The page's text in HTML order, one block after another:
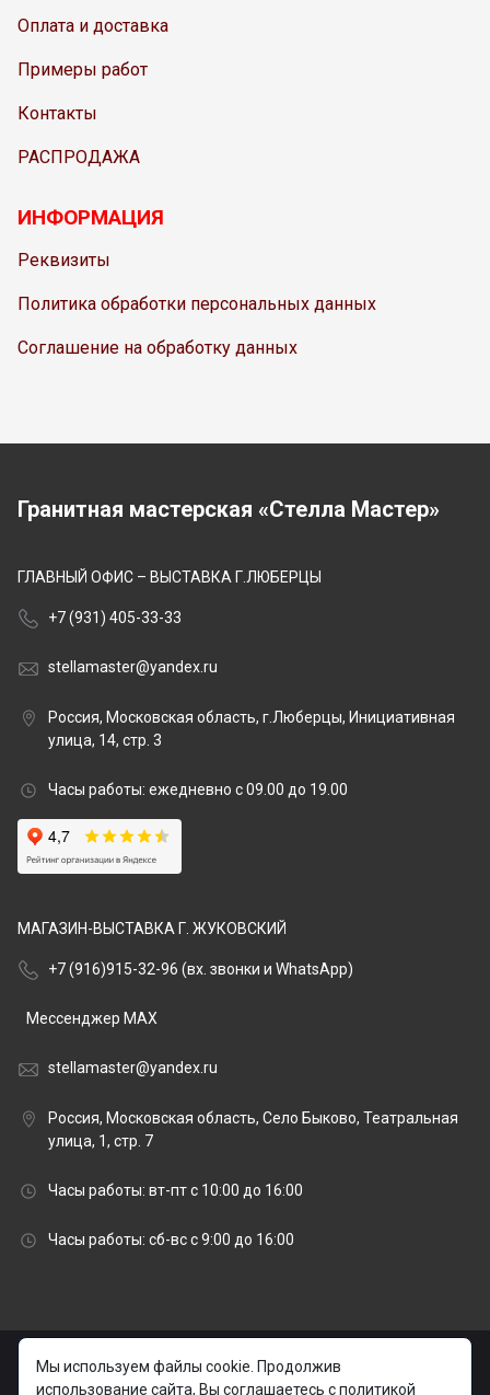
Оплата и доставка
Примеры работ
Контакты
РАСПРОДАЖА
ИНФОРМАЦИЯ
Реквизиты
Политика обработки персональных данных
Соглашение на обработку данных
Гранитная мастерская «Стелла Мастер»
ГЛАВНЫЙ ОФИС – ВЫСТАВКА Г.ЛЮБЕРЦЫ
+7 (931) 405-33-33
stellamaster@yandex.ru
Россия, Московская область, г.Люберцы, Инициативная
улица, 14, стр. 3
Часы работы: ежедневно с 09.00 до 19.00
МАГАЗИН-ВЫСТАВКА Г. ЖУКОВСКИЙ
+7 (916)915-32-96 (вх. звонки и WhatsApp)
Мессенджер MAX
stellamaster@yandex.ru
Россия, Московская область, Село Быково, Театральная
улица, 1, стр. 7
Часы работы: вт-пт с 10:00 до 16:00
Часы работы: сб-вс с 9:00 до 16:00
© 2026 stellamaster.ru | «Стелла Мастер» Гранитная
мастерская |
Мы используем файлы cookie. Продолжив
использование сайта, Вы соглашаетесь с политикой